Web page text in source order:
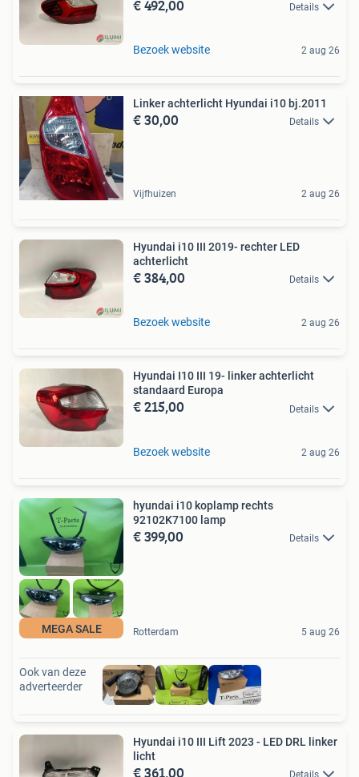
€ 492,00 Details
Bezoek website 2 aug 26
Linker achterlicht Hyundai i10 bj.2011
€ 30,00 Details
Vijfhuizen 2 aug 26
Hyundai i10 III 2019- rechter LED
achterlicht
€ 384,00 Details
Bezoek website 2 aug 26
Hyundai I10 III 19- linker achterlicht
standaard Europa
€ 215,00 Details
Bezoek website 2 aug 26
MEGA SALE
hyundai i10 koplamp rechts
92102K7100 lamp
€ 399,00 Details
Rotterdam 5 aug 26
Ook van deze
adverteerder
Hyundai i10 III Lift 2023 - LED DRL linker
licht
€ 361,00 Details